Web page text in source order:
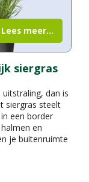
siergras
dan is
siergras steelt
een border
en
je buitenruimte
Lees meer...